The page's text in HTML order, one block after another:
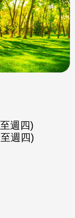
週四)
週四)